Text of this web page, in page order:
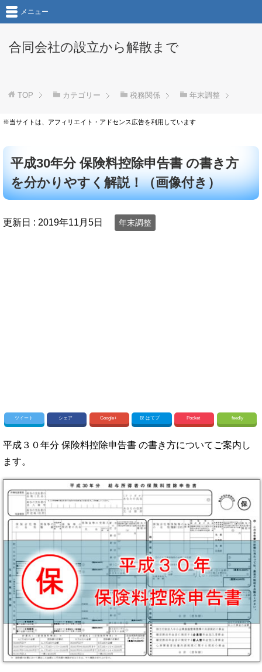
合同会社の設立から解散まで
メニュー
TOP カテゴリー 税務関係 年末調整
※当サイトは、アフィリエイト・アドセンス広告を利用しています
平成30年分 保険料控除申告書 の書き方
を分かりやすく解説！（画像付き）
更新日 : 2019年11月5日 年末調整
ツイート シェア Google+ B! はてブ Pocket feedly
平成３０年分 保険料控除申告書 の書き方についてご案内し
ます。